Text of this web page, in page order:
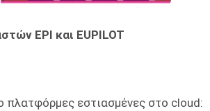
EPI και EUPILOT
πλατφόρμες εστιασμένες στο cloud: